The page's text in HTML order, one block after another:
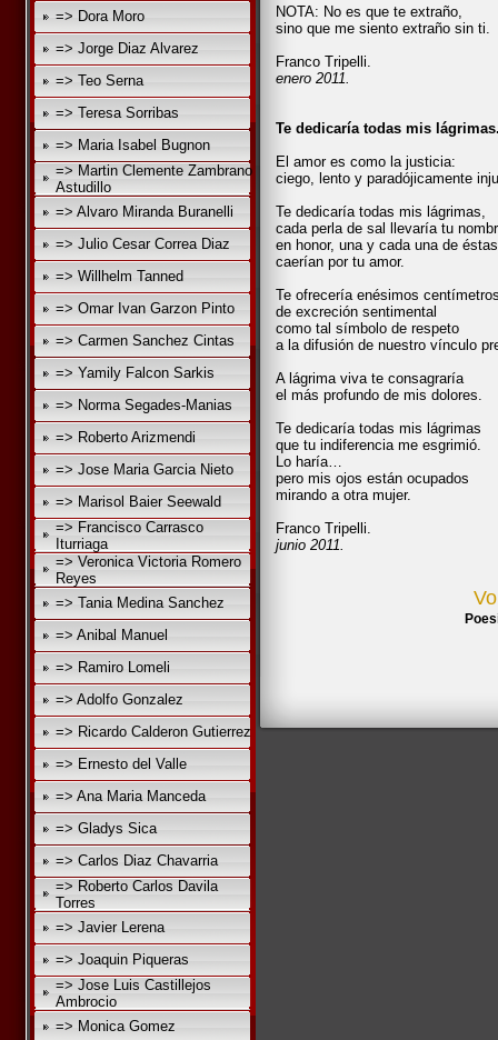
=> Dora Moro
=> Jorge Diaz Alvarez
=> Teo Serna
=> Teresa Sorribas
=> Maria Isabel Bugnon
=> Martin Clemente Zambrano
Astudillo
=> Alvaro Miranda Buranelli
=> Julio Cesar Correa Diaz
=> Willhelm Tanned
=> Omar Ivan Garzon Pinto
=> Carmen Sanchez Cintas
=> Yamily Falcon Sarkis
=> Norma Segades-Manias
=> Roberto Arizmendi
=> Jose Maria Garcia Nieto
=> Marisol Baier Seewald
=> Francisco Carrasco
Iturriaga
=> Veronica Victoria Romero
Reyes
=> Tania Medina Sanchez
=> Anibal Manuel
=> Ramiro Lomeli
=> Adolfo Gonzalez
=> Ricardo Calderon Gutierrez
=> Ernesto del Valle
=> Ana Maria Manceda
=> Gladys Sica
=> Carlos Diaz Chavarria
=> Roberto Carlos Davila
Torres
=> Javier Lerena
=> Joaquin Piqueras
=> Jose Luis Castillejos
Ambrocio
=> Monica Gomez
NOTA: No es que te extraño,
sino que me siento extraño sin ti.
Franco Tripelli.
enero 2011.
Te dedicaría todas mis
El amor es como la justicia:
ciego, lento y paradójicamente
Te dedicaría todas mis lágrimas,
cada perla de sal llevaría tu
en honor, una y cada una de éstas
caerían por tu amor.
Te ofrecería enésimos
de excreción sentimental
como tal símbolo de respeto
a la difusión de nuestro vínculo
A lágrima viva te consagraría
el más profundo de mis dolores.
Te dedicaría todas mis lágrimas
que tu indiferencia me esgrimió.
Lo haría…
pero mis ojos están ocupados
mirando a otra mujer.
Franco Tripelli.
junio 2011.